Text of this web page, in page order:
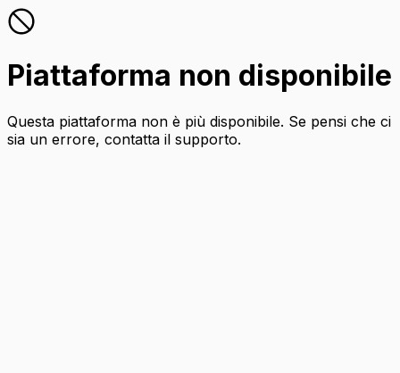
Piattaforma non disponibile
Questa piattaforma non è più disponibile. Se pensi che ci
sia un errore, contatta il supporto.